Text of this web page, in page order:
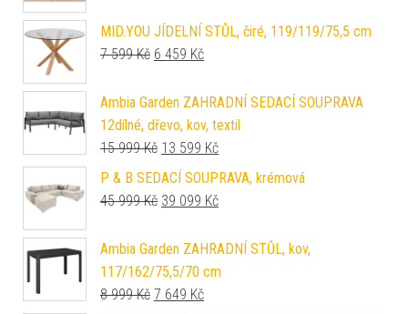
MID.YOU JÍDELNÍ STŮL, čiré, 119/119/75,5 cm
7 599Kč Původní cena byla: 7 599 Kč.
6 459 KčAktuální cena je: 6 459 Kč.
Ambia Garden ZAHRADNÍ SEDACÍ SOUPRAVA
12dílné, dřevo, kov, textil
15 999Kč Původní cena byla: 15 999 Kč.
13 599 KčAktuální cena je: 13 599 Kč.
P & B SEDACÍ SOUPRAVA, krémová
45 999Kč Původní cena byla: 45 999 Kč.
39 099 KčAktuální cena je: 39 099 Kč.
Ambia Garden ZAHRADNÍ STŮL, kov,
117/162/75,5/70 cm
8 999Kč Původní cena byla: 8 999 Kč.
7 649 KčAktuální cena je: 7 649 Kč.